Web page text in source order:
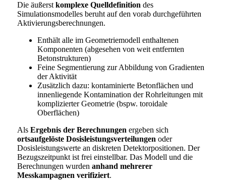
Die äußerst komplexe Quelldefinition des
Simulationsmodelles beruht auf den vorab durchgeführten
Aktivierungsberechnungen.
Enthält alle im Geometriemodell enthaltenen
Komponenten (abgesehen von weit entfernten
Betonstrukturen)
Feine Segmentierung zur Abbildung von Gradienten
der Aktivität
Zusätzlich dazu: kontaminierte Betonflächen und
innenliegende Kontamination der Rohrleitungen mit
komplizierter Geometrie (bspw. toroidale
Oberflächen)
Als Ergebnis der Berechnungen ergeben sich
ortsaufgelöste Dosisleistungsverteilungen oder
Dosisleistungswerte an diskreten Detektorpositionen. Der
Bezugszeitpunkt ist frei einstellbar. Das Modell und die
Berechnungen wurden anhand mehrerer
Messkampagnen verifiziert.